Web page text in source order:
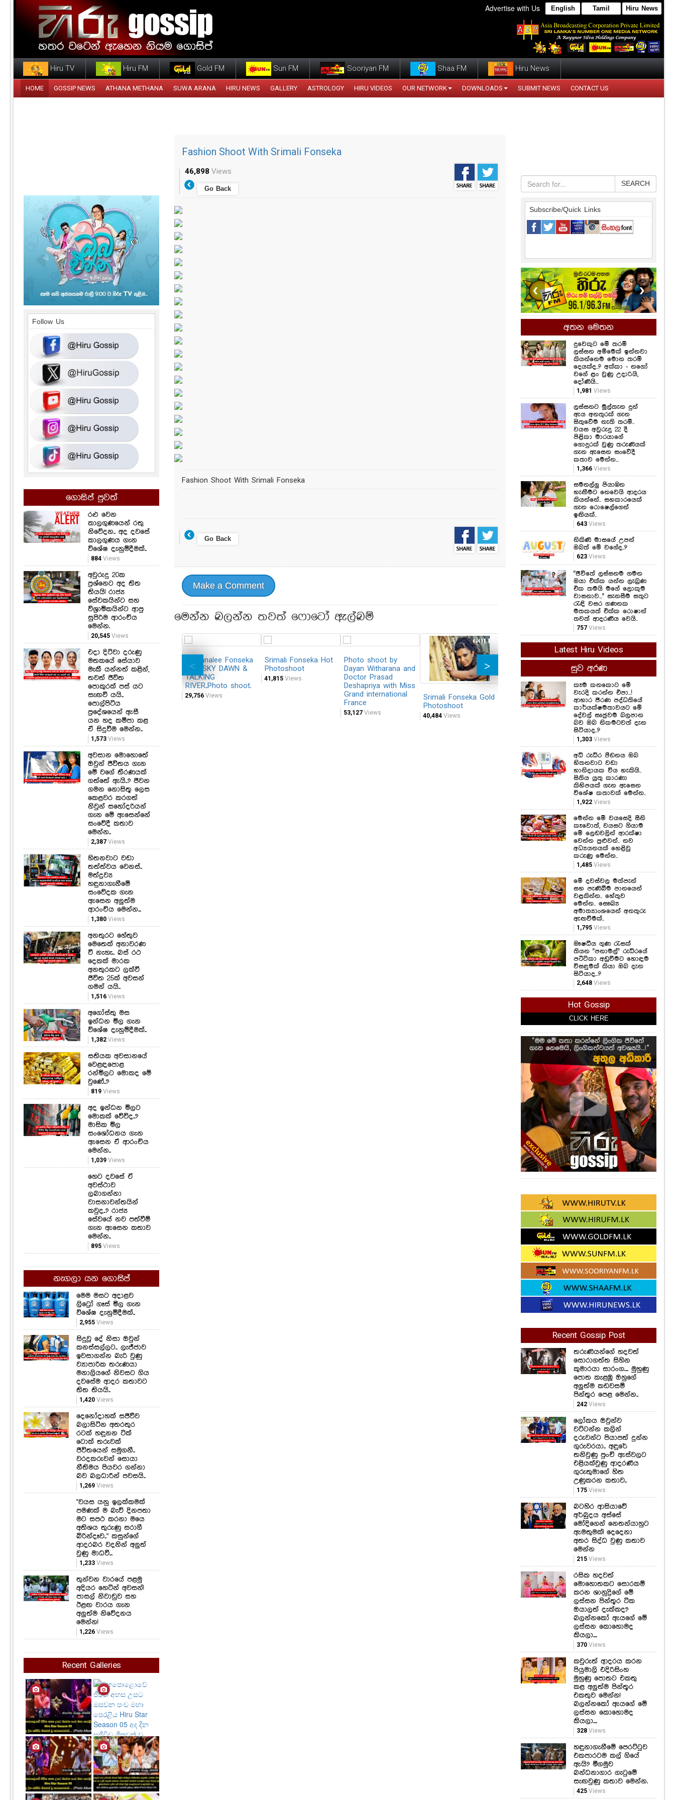
Advertise with Us English Tamil Hiru News
Hiru TV Hiru FM Gold FM Sun FM Sooriyan FM Shaa FM Hiru News
HOME GOSSIP NEWS ATHANA METHANA SUWA ARANA HIRU NEWS GALLERY ASTROLOGY HIRU VIDEOS OUR NETWORK DOWNLOADS SUBMIT NEWS CONTACT US
Fashion Shoot With Srimali Fonseka
46,898 Views
Go Back
Fashion Shoot With Srimali Fonseka
Go Back
Make a Comment
මෙන්න බලන්න තවත් ෆොටෝ ඇල්බම්
Samanalee Fonseka
A DUSKY DAWN &
TALKING
RIVER..Photo shoot.
29,756 Views
Srimali Fonseka Hot
Photoshoot
41,815 Views
Photo shoot by
Dayan Witharana and
Doctor Prasad
Deshapriya with Miss
Grand international
France
53,127 Views
Srimali Fonseka Gold
Photoshoot
40,484 Views
First time in
Uncommon Pre-
shoot
31,921Views
Pirates Ahoy Fashion
Show 2014
21,584Views
SEARCH
Subscribe/Quick Links
❮ ❯
අතන මෙතන
දුවෙකුට මේ තරම්
ලස්සන අම්මෙක් ඉන්නවා
කියන්නෙම මොන තරම්
දෙයක්ද..? අක්කා - නගෝ
වගේ ළං වුණු උදාරියි,
දෝණියි...
1,981 Views
ලස්සනට මුල්තැන දුන්
ඇය අනතුරක් ගැන
සිතුවේම නැති තරම්..
වයස අවුරුදු 22 දී
පිළිකා මාරයාගේ
ගොදුරක් වුණු තරුණියක්
ගැන ඇසෙන සංවේදී
කතාව මෙන්න...
1,366 Views
සමනල්ලු පියාඹන
හැඟීමට නෙවෙයි ආදරය
කියන්නේ.. සහකාරයෙක්
ගැන රොෂෙල්ගෙන්
ඉඟියක්..
643 Views
නිකිණි මාසයේ උපන්
ඔබත් මේ වගේද..?
623 Views
"ජීවිතේ ලස්සනම ගමන
ඔයා එක්ක යන්න ලැබුණ
එක තමයි මගේ ලොකුම
වාසනාව..." සැනසීම සතුට
රැඳි වසර ගණනක
මතකයත් එක්ක රොෂාන්
තවත් ආදරණීය වෙයි..
757 Views
Latest Hiru Videos
සුව අරණ
කෑම කනකොට මේ
වැරදි කරන්න එපා...!
ආහාර ජීරණ පද්ධතියේ
කාර්යක්ෂමතාවයට මේ
දේවල් සෘජුවම බලපාන
බව ඔබ නිකමටවත් දැන
සිටියාද..?
1,303 Views
අධි රුධිර පීඩනය ඔබ
හිතනවාට වඩා
හානිදායක විය හැකියි..
සිතිය යුතු කාරණා
කිහිපයක් ගැන ඇසෙන
විශේෂ කතාවක් මෙන්න..
1,922 Views
මෙන්න මේ වයසෙදි සීනි
කෑවොත්, වයසට ගියාම
මේ ලෙඩවලින් ආරක්ෂා
වෙන්න පුළුවන්.. නව
අධ්‍යයනයක් හෙළිවූ
කරුණු මෙන්න..
1,485 Views
මේ දවස්වල මත්පැන්
සහ පැණිබීම පානයෙන්
වළකින්න.. හේතුව
මෙන්න.. සෞඛ්‍ය
අමාත්‍යාංශයෙන් අනතුරු
ඇඟවීමක්..
1,795 Views
ඖෂධීය ගුණ රැසක්
තියන "පනාමල්" රුධිරයේ
පට්ටිකා අඩුවීමට හොඳම
විසඳුමක් කියා ඔබ දැන
සිටියාද...?
2,648 Views
Hot Gossip
CLICK HERE
Recent Gossip Post
තරුණියන්ගේ හදවත්
සොරාගත්ත සිහින
කුමාරයා සාරංග.... මුහුණු
පොත කැළඹූ ඔහුගේ
අලුත්ම කඩවසම්
පින්තූර පෙළ මෙන්න..
242 Views
ලෝකය ඔවුන්ව
වට්ටන්න කලින්
දරුවන්ට පියාපත් දුන්න
ගුරුවරයා.. අඳුරේ
තනිවුණු පුංචි ඇස්වලට
එළියක්වුණු ආදරණීය
ගුරුතුමාගේ හිත
උණුකරන කතාව..
175 Views
බටහිර ආසියාවේ
අර්බුදය අස්සේ
මෝදිගෙන් නෙතන්යාහුට
ඇමතුමක්! දෙදෙනා
අතර සිද්ධ වුණු කතාව
මෙන්න
215 Views
රසික හදවත්
මොහොතකට සොරකම්
කරන ශානුද්‍රිගේ මේ
ලස්සන පින්තූර ටික
ඔයාලත් දැක්කද?
බලන්නකෝ ඇයගේ මේ
ලස්සන කොහොමද
කියලා....
370 Views
කවුරුත් ආදරය කරන
පියුමාලි එදිරිසිංහ
මුහුණු පොතට එකතු
කළ අලුත්ම පින්තූර
එකතුව මෙන්න!
බලන්නකෝ ඇයගේ මේ
ලස්සන කොහොමද
කියලා....
328 Views
හඳුනාගැනීමේ පෙරට්ටුව
එකපාරටම කල් ගියේ
ඇයි? මීගමුව
බන්ධනාගාර ගැටුමේ
සැඟවුණු කතාව මෙන්න.
425 Views
Follow Us
ගොසිප් පුවත්
රළු වෙන
කාලගුණයෙන් රතු
නිවේදන.. අද දවසේ
කාලගුණය ගැන
විශේෂ දැනුම්දීමක්..
884Views
අවුරුදු 20ක
ප්‍රශ්නෙට අද තිත
තියයි! රාජ්‍ය
සේවකයින්ට සහ
විශ්‍රාමිකයින්ට ආපු
සුපිරිම ආරංචිය
මෙන්න.
20,545Views
එදා දිට්වා දරුණු
මතකයේ සේයාව
මැකී යන්නත් කළින්,
තවත් ජීවිත
පොකුරක් පස් යට
සැඟවී යයි..
පොල්පිටිය
ප්‍රදේශයෙන් ඇසී
යන හද කම්පා කළ
ඒ සිදුවීම මෙන්න..
1,573Views
අවසාන මොහොතේ
ඔවුන් ජීවිතය ගැන
මේ වගේ තීරණයක්
ගත්තේ ඇයි..? ජීවන
ගමන නොසිතූ ලෙස
කෙළවර කරගත්
නිවුන් සහෝදරියන්
ගැන මේ ඇසෙන්නේ
සංවේදී කතාව
මෙන්න..
2,387Views
හිතනවාට වඩා
තත්ත්වය වෙනස්..
මත්ද්‍රව්‍ය
හඳුනාගැනීමේ
සංවේදක ගැන
ඇසෙන අලුත්ම
ආරංචිය මෙන්න...
1,380Views
අනතුරට හේතුව
මෙතෙක් අනාවරණ
වී නැහැ.. බස් රථ
දෙකක් මාරක
අනතුරකට ලක්වී
ජීවිත 25ක් අවසන්
ගමන් යයි..
1,516Views
අගෝස්තු මස
ඉන්ධන මිල ගැන
විශේෂ දැනුම්දීමක්..
1,382Views
සතියක අවසානයේ
වෙළඳපොළ
රන්මිලට මොකද මේ
වුණේ..?
819Views
අද ඉන්ධන මිලට
මොකක් වේවිද..?
මාසික මිල
සංශෝධනය ගැන
ඇසෙන ඒ ආරංචිය
මෙන්න..
1,039Views
හෙට දවසේ ඒ
අවස්ථාව
ලබාගන්නා
වාසනාවන්තයින්
කවුද..? රාජ්‍ය
සේවයේ නව පත්වීම්
ගැන ඇසෙන කතාව
මෙන්න..
895Views
නැගලා යන ගොසිප්
මෙම මසට අදාළව
ලිට්‍රෝ ගෑස් මිල ගැන
විශේෂ දැනුම්දීමක්..
2,955 Views
සිදුවූ දේ නිසා ඔවුන්
කනස්සල්ලට.. ලැජ්ජාව
ඉවසාගන්න බැරි වුණු
ව්‍යාපාරික තරුණයා
මනාලියගේ නිවසට ගිය
දවසේම ආදර කතාවට
තිත තියයි..
1,420 Views
දෙනෝදාහක් සජීවීව
බලාසිටින අතරතුර
රටක් හඳුනන ටික්
ටොක් තරුවක්
ජීවිතයෙන් සමුගනී..
වරදකරුවන් සොයා
නීතිමය පියවර ගන්නා
බව බලධාරීන් පවසයි..
1,269 Views
"වයස යනු ඉලක්කමක්
පමණක් ම බැව් දිනපතා
මට සපථ කරනා මයෙ
අතිශය තුරුණු සරාගී
බිරින්දෑව.." කසුන්ගේ
ආදරබර වදනින් අලුත්
වුණු මාධවී...
1,233 Views
තුන්වන වාරයේ පළමු
අදියර හෙටින් අවසන්!
පාසල් නිවාඩුව සහ
ඊළඟ වාරය ගැන
අලුත්ම නිවේදනය
මෙන්න!
1,226 Views
Recent Galleries